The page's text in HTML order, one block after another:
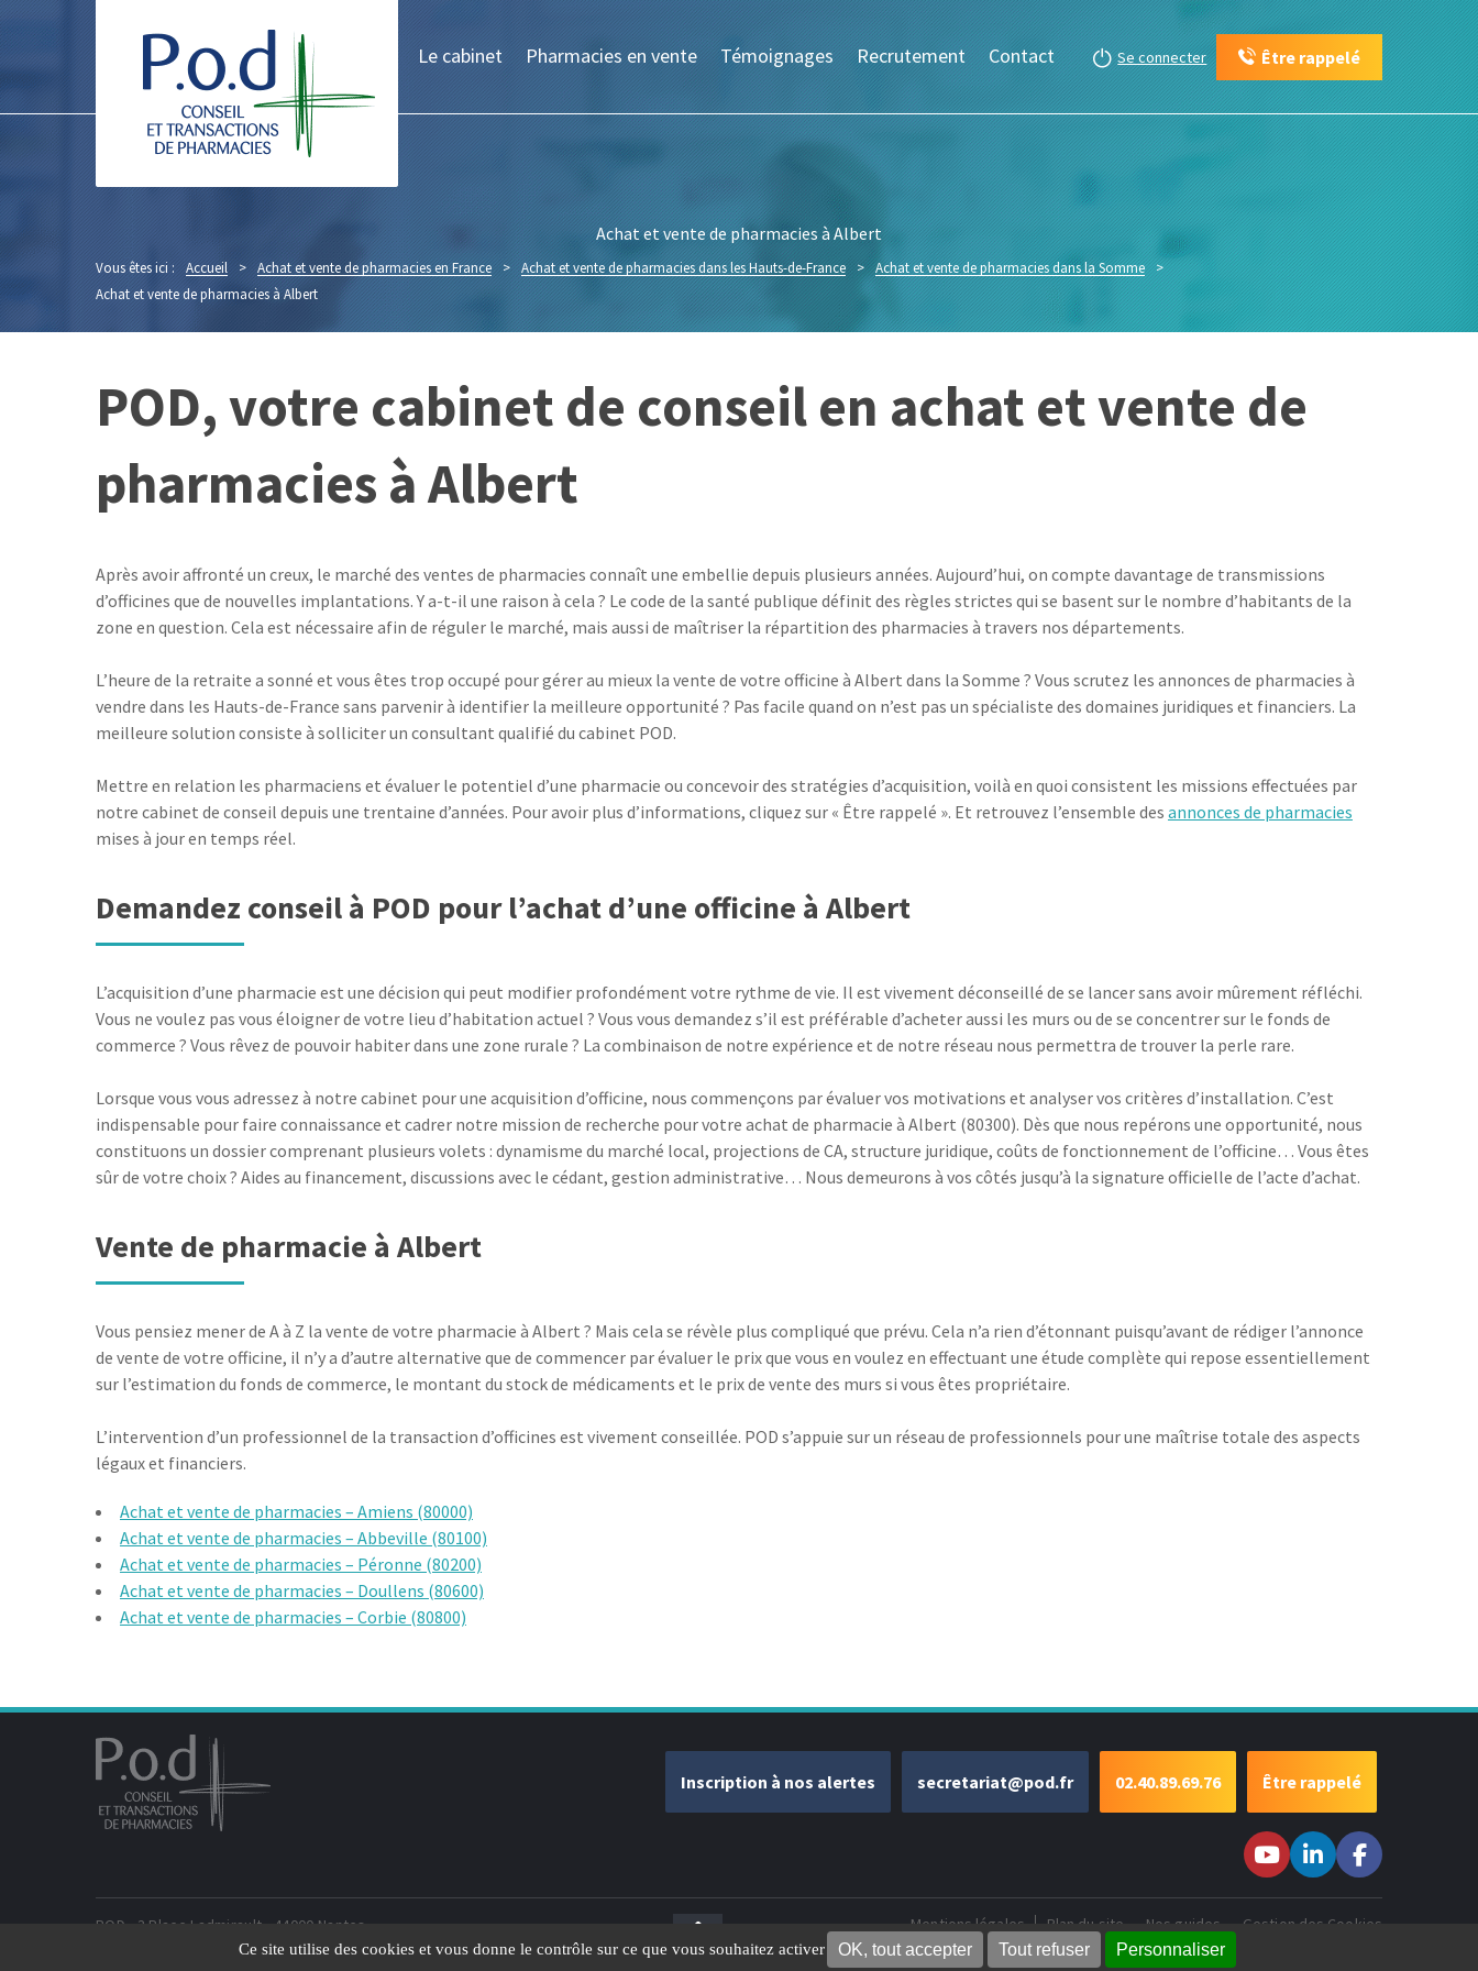
Ce site utilise des cookies et vous donne le contrôle sur ce que vous souhaitez activer OK, tout accepter Tout refuser Personnaliser
Le cabinet Pharmacies en vente Témoignages Recrutement Contact Se connecter Être rappelé
Achat et vente de pharmacies à Albert
Vous êtes ici : Accueil > Achat et vente de pharmacies en France > Achat et vente de pharmacies dans les Hauts-de-France > Achat et vente de pharmacies dans la Somme >
Achat et vente de pharmacies à Albert
POD, votre cabinet de conseil en achat et vente de
pharmacies à Albert
Après avoir affronté un creux, le marché des ventes de pharmacies connaît une embellie depuis plusieurs années. Aujourd’hui, on compte davantage de transmissions
d’officines que de nouvelles implantations. Y a-t-il une raison à cela ? Le code de la santé publique définit des règles strictes qui se basent sur le nombre d’habitants de la
zone en question. Cela est nécessaire afin de réguler le marché, mais aussi de maîtriser la répartition des pharmacies à travers nos départements.
L’heure de la retraite a sonné et vous êtes trop occupé pour gérer au mieux la vente de votre officine à Albert dans la Somme ? Vous scrutez les annonces de pharmacies à
vendre dans les Hauts-de-France sans parvenir à identifier la meilleure opportunité ? Pas facile quand on n’est pas un spécialiste des domaines juridiques et financiers. La
meilleure solution consiste à solliciter un consultant qualifié du cabinet POD.
Mettre en relation les pharmaciens et évaluer le potentiel d’une pharmacie ou concevoir des stratégies d’acquisition, voilà en quoi consistent les missions effectuées par
notre cabinet de conseil depuis une trentaine d’années. Pour avoir plus d’informations, cliquez sur « Être rappelé ». Et retrouvez l’ensemble des annonces de pharmacies
mises à jour en temps réel.
Demandez conseil à POD pour l’achat d’une officine à Albert
L’acquisition d’une pharmacie est une décision qui peut modifier profondément votre rythme de vie. Il est vivement déconseillé de se lancer sans avoir mûrement réfléchi.
Vous ne voulez pas vous éloigner de votre lieu d’habitation actuel ? Vous vous demandez s’il est préférable d’acheter aussi les murs ou de se concentrer sur le fonds de
commerce ? Vous rêvez de pouvoir habiter dans une zone rurale ? La combinaison de notre expérience et de notre réseau nous permettra de trouver la perle rare.
Lorsque vous vous adressez à notre cabinet pour une acquisition d’officine, nous commençons par évaluer vos motivations et analyser vos critères d’installation. C’est
indispensable pour faire connaissance et cadrer notre mission de recherche pour votre achat de pharmacie à Albert (80300). Dès que nous repérons une opportunité, nous
constituons un dossier comprenant plusieurs volets : dynamisme du marché local, projections de CA, structure juridique, coûts de fonctionnement de l’officine… Vous êtes
sûr de votre choix ? Aides au financement, discussions avec le cédant, gestion administrative… Nous demeurons à vos côtés jusqu’à la signature officielle de l’acte d’achat.
Vente de pharmacie à Albert
Vous pensiez mener de A à Z la vente de votre pharmacie à Albert ? Mais cela se révèle plus compliqué que prévu. Cela n’a rien d’étonnant puisqu’avant de rédiger l’annonce
de vente de votre officine, il n’y a d’autre alternative que de commencer par évaluer le prix que vous en voulez en effectuant une étude complète qui repose essentiellement
sur l’estimation du fonds de commerce, le montant du stock de médicaments et le prix de vente des murs si vous êtes propriétaire.
L’intervention d’un professionnel de la transaction d’officines est vivement conseillée. POD s’appuie sur un réseau de professionnels pour une maîtrise totale des aspects
légaux et financiers.
Achat et vente de pharmacies – Amiens (80000)
Achat et vente de pharmacies – Abbeville (80100)
Achat et vente de pharmacies – Péronne (80200)
Achat et vente de pharmacies – Doullens (80600)
Achat et vente de pharmacies – Corbie (80800)
Être rappelé
02.40.89.69.76
secretariat@pod.fr
Inscription à nos alertes
Youtubesur LinkedIn
nous sur
Facebook
POD - 3 Place Ladmirault - 44000 Nantes
POD - 45 rue de l'Avenir, A707, 33520 Bruges
Mentions légales Plan du site Nos guides Gestion des Cookies